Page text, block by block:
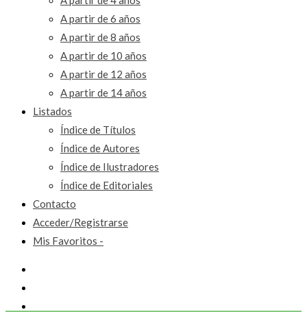
A partir de 6 años
A partir de 8 años
A partir de 10 años
A partir de 12 años
A partir de 14 años
Listados
Índice de Títulos
Índice de Autores
Índice de Ilustradores
Índice de Editoriales
Contacto
Acceder/Registrarse
Mis Favoritos -